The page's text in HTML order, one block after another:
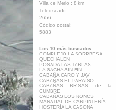
Villa de Merlo : 8 km
Telediscado:
2656
Código postal:
5883
Los 10 más buscados
COMPLEJO LA SORPRESA
QUECHALEN
POSADA LAS TABLAS
LA SACHA SIN FIN
CABAÑA CARO Y JAVI
CABAÑAS EL PARAÍSO
CABAÑAS BRISAS de la
CUMBRE
CABAÑAS LOS NONOS
MANATIAL DE CARPINTERÍA
HOSTERÍA LA CASONA